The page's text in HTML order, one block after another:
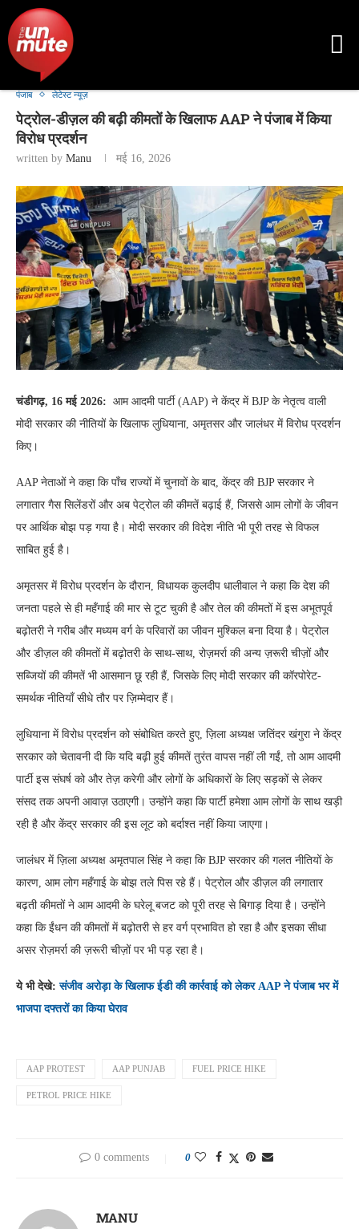
पंजाब लेटेस्ट न्यूज़
पेट्रोल-डीज़ल की बढ़ी कीमतों के खिलाफ AAP ने पंजाब में किया
विरोध प्रदर्शन
written by Manu मई 16, 2026
चंडीगढ़, 16 मई 2026: आम आदमी पार्टी (AAP) ने केंद्र में BJP के नेतृत्व वाली
मोदी सरकार की नीतियों के खिलाफ लुधियाना, अमृतसर और जालंधर में विरोध प्रदर्शन
किए।
AAP नेताओं ने कहा कि पाँच राज्यों में चुनावों के बाद, केंद्र की BJP सरकार ने
लगातार गैस सिलेंडरों और अब पेट्रोल की कीमतें बढ़ाई हैं, जिससे आम लोगों के जीवन
पर आर्थिक बोझ पड़ गया है। मोदी सरकार की विदेश नीति भी पूरी तरह से विफल
साबित हुई है।
अमृतसर में विरोध प्रदर्शन के दौरान, विधायक कुलदीप धालीवाल ने कहा कि देश की
जनता पहले से ही महँगाई की मार से टूट चुकी है और तेल की कीमतों में इस अभूतपूर्व
बढ़ोतरी ने गरीब और मध्यम वर्ग के परिवारों का जीवन मुश्किल बना दिया है। पेट्रोल
और डीज़ल की कीमतों में बढ़ोतरी के साथ-साथ, रोज़मर्रा की अन्य ज़रूरी चीज़ों और
सब्जियों की कीमतें भी आसमान छू रही हैं, जिसके लिए मोदी सरकार की कॉरपोरेट-
समर्थक नीतियाँ सीधे तौर पर ज़िम्मेदार हैं।
लुधियाना में विरोध प्रदर्शन को संबोधित करते हुए, ज़िला अध्यक्ष जतिंदर खंगुरा ने केंद्र
सरकार को चेतावनी दी कि यदि बढ़ी हुई कीमतें तुरंत वापस नहीं ली गईं, तो आम आदमी
पार्टी इस संघर्ष को और तेज़ करेगी और लोगों के अधिकारों के लिए सड़कों से लेकर
संसद तक अपनी आवाज़ उठाएगी। उन्होंने कहा कि पार्टी हमेशा आम लोगों के साथ खड़ी
रही है और केंद्र सरकार की इस लूट को बर्दाश्त नहीं किया जाएगा।
जालंधर में ज़िला अध्यक्ष अमृतपाल सिंह ने कहा कि BJP सरकार की गलत नीतियों के
कारण, आम लोग महँगाई के बोझ तले पिस रहे हैं। पेट्रोल और डीज़ल की लगातार
बढ़ती कीमतों ने आम आदमी के घरेलू बजट को पूरी तरह से बिगाड़ दिया है। उन्होंने
कहा कि ईंधन की कीमतों में बढ़ोतरी से हर वर्ग प्रभावित हो रहा है और इसका सीधा
असर रोज़मर्रा की ज़रूरी चीज़ों पर भी पड़ रहा है।
ये भी देखे:संजीव अरोड़ा के खिलाफ ईडी की कार्रवाई को लेकर AAP ने पंजाब भर में
भाजपा दफ्तरों का किया घेराव
AAP PROTEST AAP PUNJAB FUEL PRICE HIKE
PETROL PRICE HIKE
0 comments 0
MANU